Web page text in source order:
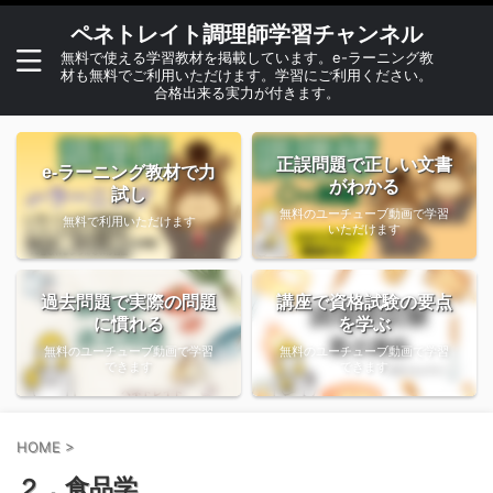
ペネトレイト調理師学習チャンネル
無料で使える学習教材を掲載しています。e-ラーニング教
材も無料でご利用いただけます。学習にご利用ください。
合格出来る実力が付きます。
e-ラーニング教材で力
試し
無料で利用いただけます
正誤問題で正しい文書
がわかる
無料のユーチューブ動画で学習
いただけます
過去問題で実際の問題
に慣れる
無料のユーチューブ動画で学習
できます
講座で資格試験の要点
を学ぶ
無料のユーチューブ動画で学習
HOME >